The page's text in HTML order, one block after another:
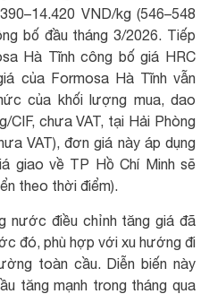
VND/kg (546–548
bố đầu tháng 3/2026. Tiếp
Hà Tĩnh công bố giá HRC
của Formosa Hà Tĩnh vẫn
của khối lượng mua, dao
CIF, chưa VAT, tại Hải Phòng
VAT), đơn giá này áp dụng
giao về TP Hồ Chí Minh sẽ
theo thời điểm).
nước điều chỉnh tăng giá đã
đó, phù hợp với xu hướng đi
toàn cầu. Diễn biến này
tăng mạnh trong tháng qua